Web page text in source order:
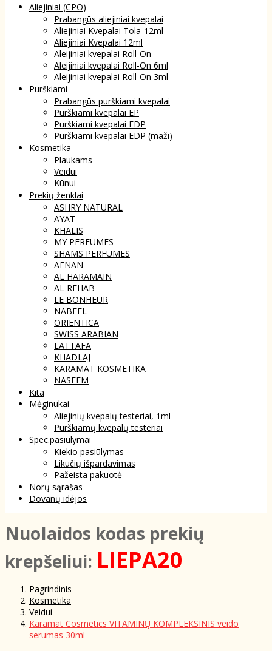
Aliejiniai (CPO)
Prabangūs aliejiniai kvepalai
Aliejiniai Kvepalai Tola-12ml
Aliejiniai Kvepalai 12ml
Aleijiniai kvepalai Roll-On
Aleijiniai kvepalai Roll-On 6ml
Aleijiniai kvepalai Roll-On 3ml
Purškiami
Prabangūs purškiami kvepalai
Purškiami kvepalai EP
Purškiami kvepalai EDP
Purškiami kvepalai EDP (maži)
Kosmetika
Plaukams
Veidui
Kūnui
Prekių ženklai
ASHRY NATURAL
AYAT
KHALIS
MY PERFUMES
SHAMS PERFUMES
AFNAN
AL HARAMAIN
AL REHAB
LE BONHEUR
NABEEL
ORIENTICA
SWISS ARABIAN
LATTAFA
KHADLAJ
KARAMAT KOSMETIKA
NASEEM
Kita
Mėginukai
Aliejinių kvepalų testeriai, 1ml
Purškiamų kvepalų testeriai
Spec.pasiūlymai
Kiekio pasiūlymas
Likučių išpardavimas
Pažeista pakuotė
Norų sąrašas
Dovanų idėjos
NuoIaidos kodas prekių
krepšeliui: LIEPA20
Pagrindinis
Kosmetika
Veidui
Karamat Cosmetics VITAMINŲ KOMPLEKSINIS veido
serumas 30ml